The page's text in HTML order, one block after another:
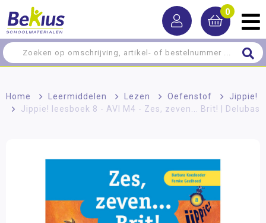
0
Home > Leermiddelen > Lezen > Oefenstof >
Jippie!
>
Jippie! leesboek 8 - AVI M4 - Zes, zeven... Brit! | Delubas